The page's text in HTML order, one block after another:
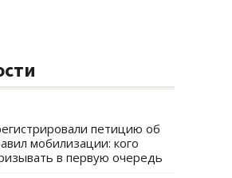
петицию об
мобилизации: кого
в первую очередь